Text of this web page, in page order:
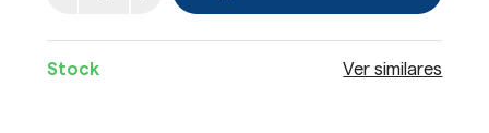
Stock Ver similares